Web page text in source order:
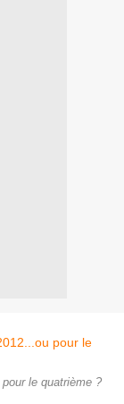
le quatrième ?